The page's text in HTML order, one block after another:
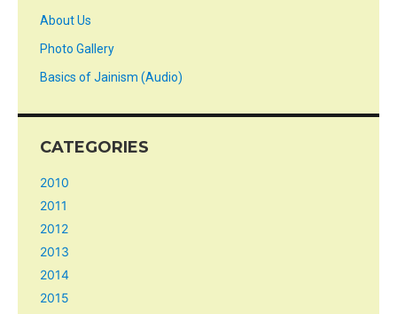
About Us
Photo Gallery
Basics of Jainism (Audio)
CATEGORIES
2010
2011
2012
2013
2014
2015